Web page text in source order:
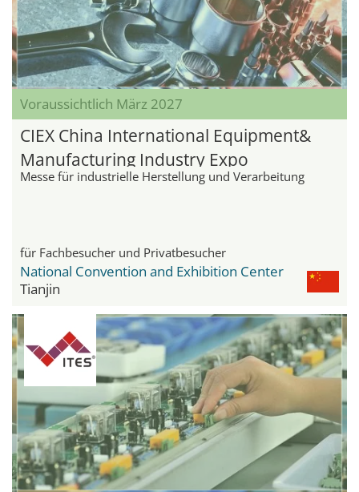
Voraussichtlich März 2027
CIEX China International Equipment&
Manufacturing Industry Expo
Messe für industrielle Herstellung und Verarbeitung
für Fachbesucher und Privatbesucher
National Convention and Exhibition Center
Tianjin